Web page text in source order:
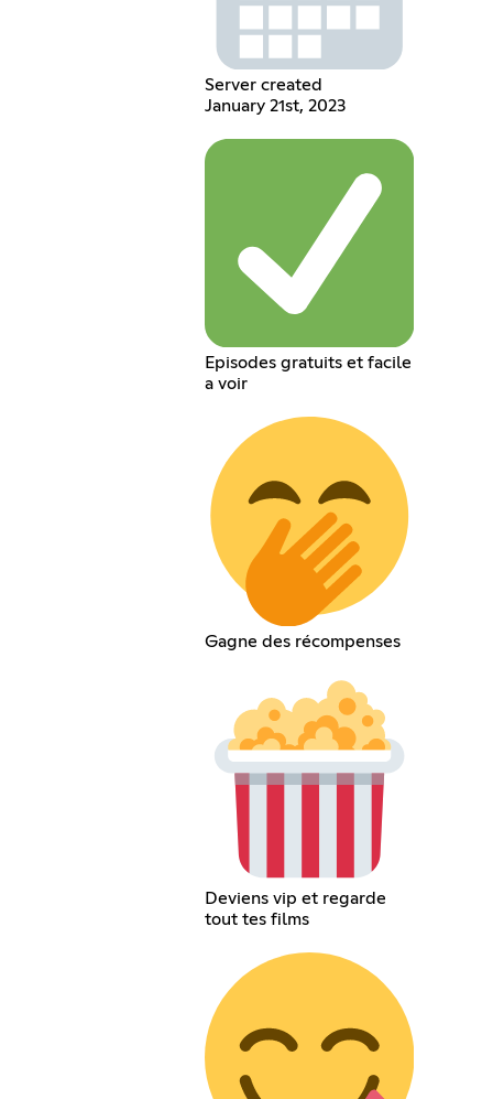
Server created
January 21st, 2023
Episodes gratuits et facile
a voir
Gagne des récompenses
Deviens vip et regarde
tout tes films